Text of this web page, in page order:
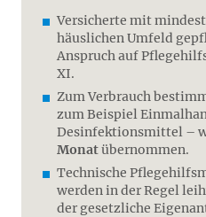
Versicherte mit
häuslichen Umfeld
Anspruch auf
XI.
Zum Verbrauch
zum Beispiel
Desinfektionsmittel –
Monatübernommen.
Technische
werden in der Regel
der gesetzliche